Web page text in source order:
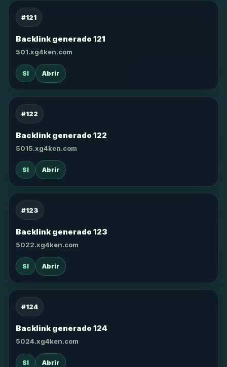
#121
Backlink generado 121
501.xg4ken.com
SI Abrir
#122
Backlink generado 122
5015.xg4ken.com
SI Abrir
#123
Backlink generado 123
5022.xg4ken.com
SI Abrir
#124
Backlink generado 124
5024.xg4ken.com
SI Abrir